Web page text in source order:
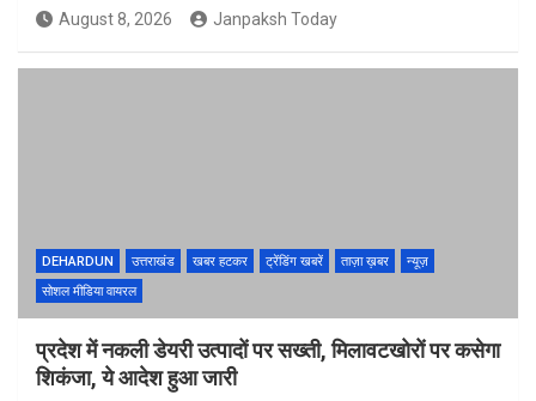
August 8, 2026 Janpaksh Today
DEHARDUN उत्तराखंड खबर हटकर ट्रेंडिंग खबरें ताज़ा ख़बर
न्यूज़
सोशल मीडिया वायरल
प्रदेश में नकली डेयरी उत्पादों पर सख्ती, मिलावटखोरों पर कसेगा
शिकंजा, ये आदेश हुआ जारी